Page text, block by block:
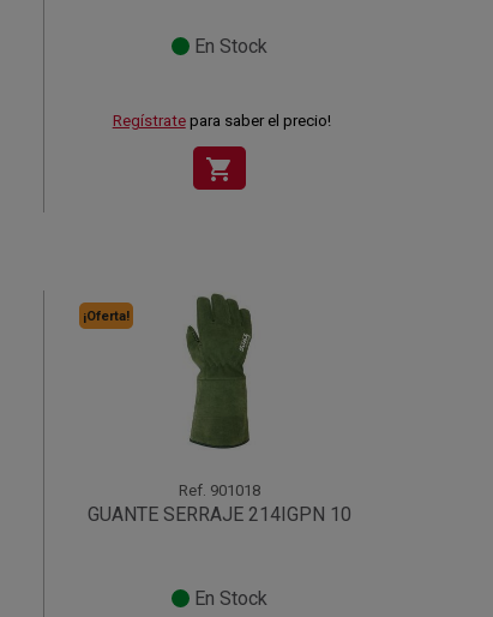
En Stock
Regístratepara saber el precio!
shopping_cart
¡Oferta!
Ref. 901018
GUANTE SERRAJE 214IGPN 10
En Stock